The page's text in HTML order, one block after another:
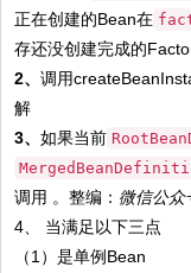
正在创建的Bean在
存还没创建完成的
2、调用
解
3、如果当前
调用 。整编： 微信公众
4、 当满足以下三点
（1）是单例Bean